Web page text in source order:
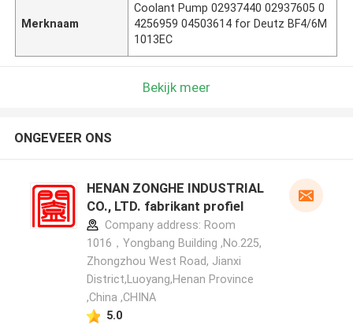
Merknaam
Coolant Pump 02937440 02937605 0
4256959 04503614 for Deutz BF4/6M
1013EC
Bekijk meer
ONGEVEER ONS
HENAN ZONGHE INDUSTRIAL
CO., LTD. fabrikant profiel
Company address: Room
1016，Yongbang Building ,No.225,
Zhongzhou West Road, Jianxi
District,Luoyang,Henan Province
,China ,CHINA
5.0